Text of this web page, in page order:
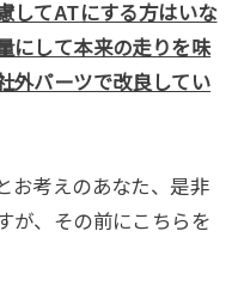
してATにする方はいな
にして本来の走りを味
外パーツで改良してい
お考えのあなた、是非
が、その前にこちらを